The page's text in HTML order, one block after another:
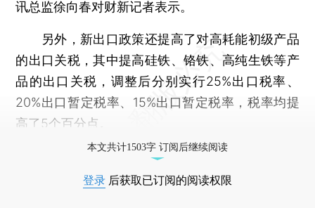
讯总监徐向春对财新记者表示。
另外，新出口政策还提高了对高耗能初级产品
的出口关税，其中提高硅铁、铬铁、高纯生铁等产
品的出口关税，调整后分别实行25%出口税率、
20%出口暂定税率、15%出口暂定税率，税率均提
高了5个百分点。
本文共计1503字 订阅后继续阅读
登录 后获取已订阅的阅读权限